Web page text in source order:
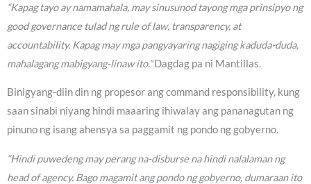
“Kapag tayo ay namamahala, may sinusunod tayong mga prinsipyo ng
good governance tulad ng rule of law, transparency, at
accountability. Kapag may mga pangyayaring nagiging kaduda-duda,
mahalagang mabigyang-linaw ito.”Dagdag pa ni Mantillas.
Binigyang-diin din ng propesor ang command responsibility, kung
saan sinabi niyang hindi maaaring ihiwalay ang pananagutan ng
pinuno ng isang ahensya sa paggamit ng pondo ng gobyerno.
“Hindi puwedeng may perang na-disburse na hindi nalalaman ng
head of agency. Bago magamit ang pondo ng gobyerno, dumaraan ito